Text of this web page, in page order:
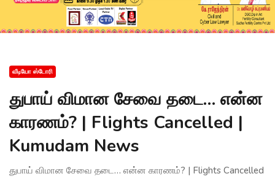
வீடியோ ஸ்டோரி
துபாய் விமான சேவை தடை… என்ன
காரணம்? | Flights Cancelled |
Kumudam News
துபாய் விமான சேவை தடை… என்ன காரணம்? | Flights Cancelled